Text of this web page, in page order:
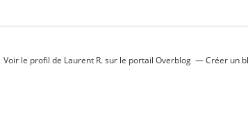
Voir le profil de Laurent R.sur le portail Overblog Créer un